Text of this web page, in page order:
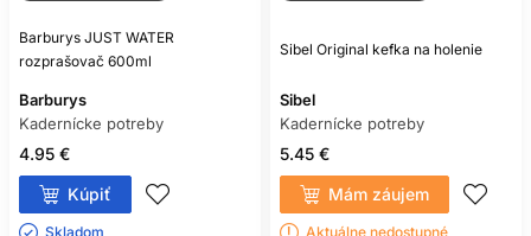
Barburys JUST WATER
rozprašovač 600ml
Barburys
Kadernícke potreby
4.95 €
Kúpiť
Skladom ㅤ
Sibel Original kefka na holenie
Sibel
Kadernícke potreby
5.45 €
Mám záujem
Aktuálne nedostupné